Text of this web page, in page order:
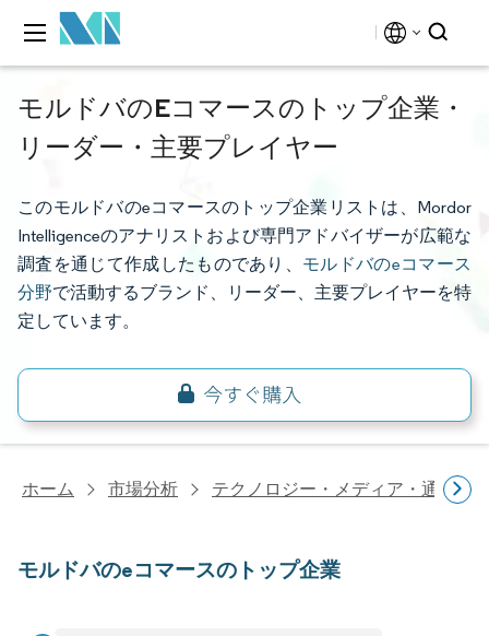
モルドバのEコマースのトップ企業・
リーダー・主要プレイヤー
このモルドバのeコマースのトップ企業リストは、Mordor
Intelligenceのアナリストおよび専門アドバイザーが広範な
調査を通じて作成したものであり、 モルドバのeコマース
分野で活動するブランド、リーダー、主要プレイヤーを特
定しています。
ホーム 市場分析 テクノロジー・メディア・通信研
モルドバのeコマースのトップ企業